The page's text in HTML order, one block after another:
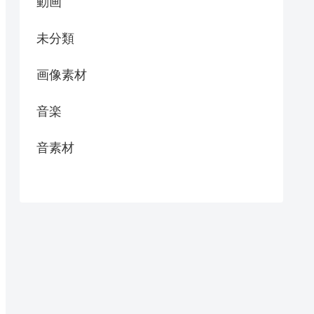
未分類
画像素材
音楽
音素材